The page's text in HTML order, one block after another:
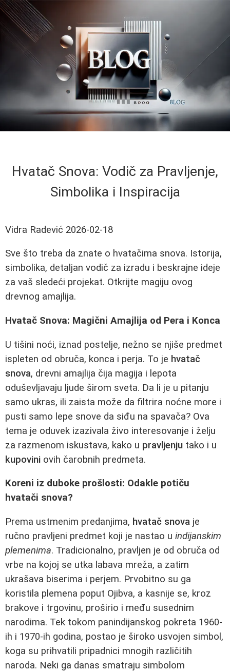
Hvatač Snova: Vodič za Pravljenje,
Simbolika i Inspiracija
Vidra Radević 2026-02-18
Sve što treba da znate o hvatačima snova. Istorija,
simbolika, detaljan vodič za izradu i beskrajne ideje
za vaš sledeći projekat. Otkrijte magiju ovog
drevnog amajlija.
Hvatač Snova: Magični Amajlija od Pera i Konca
U tišini noći, iznad postelje, nežno se njiše predmet
ispleten od obruča, konca i perja. To je hvatač
snova, drevni amajlija čija magija i lepota
oduševljavaju ljude širom sveta. Da li je u pitanju
samo ukras, ili zaista može da filtrira noćne more i
pusti samo lepe snove da siđu na spavača? Ova
tema je oduvek izazivala živo interesovanje i želju
za razmenom iskustava, kako u pravljenju tako i u
kupovini ovih čarobnih predmeta.
Koreni iz duboke prošlosti: Odakle potiču
hvatači snova?
Prema ustmenim predanjima, hvatač snova je
ručno pravljeni predmet koji je nastao u indijanskim
plemenima. Tradicionalno, pravljen je od obruča od
vrbe na kojoj se utka labava mreža, a zatim
ukrašava biserima i perjem. Prvobitno su ga
koristila plemena poput Ojibva, a kasnije se, kroz
brakove i trgovinu, proširio i među susednim
narodima. Tek tokom panindijanskog pokreta 1960-
ih i 1970-ih godina, postao je široko usvojen simbol,
koga su prihvatili pripadnici mnogih različitih
naroda. Neki ga danas smatraju simbolom